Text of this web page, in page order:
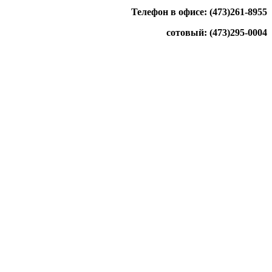
Телефон в офисе: (473)261-8955
сотовый: (473)295-0004